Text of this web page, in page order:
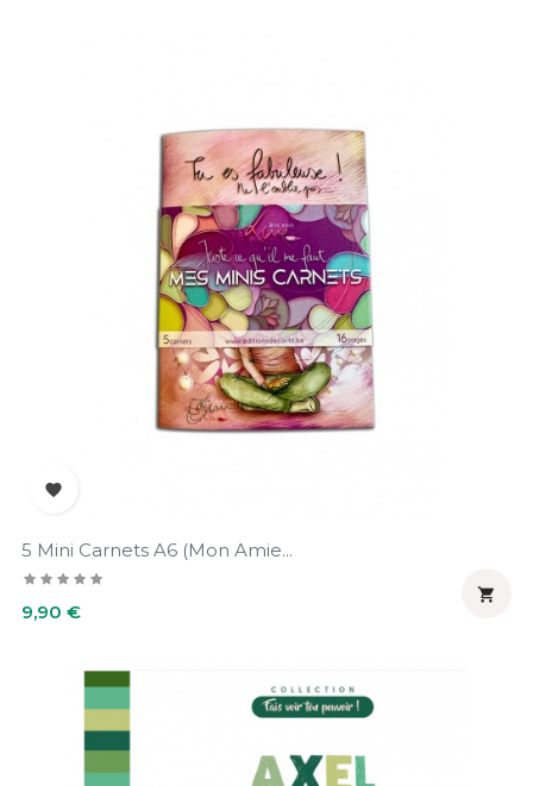

5 Mini Carnets A6 (Mon Amie...
Prix
9,90 €
